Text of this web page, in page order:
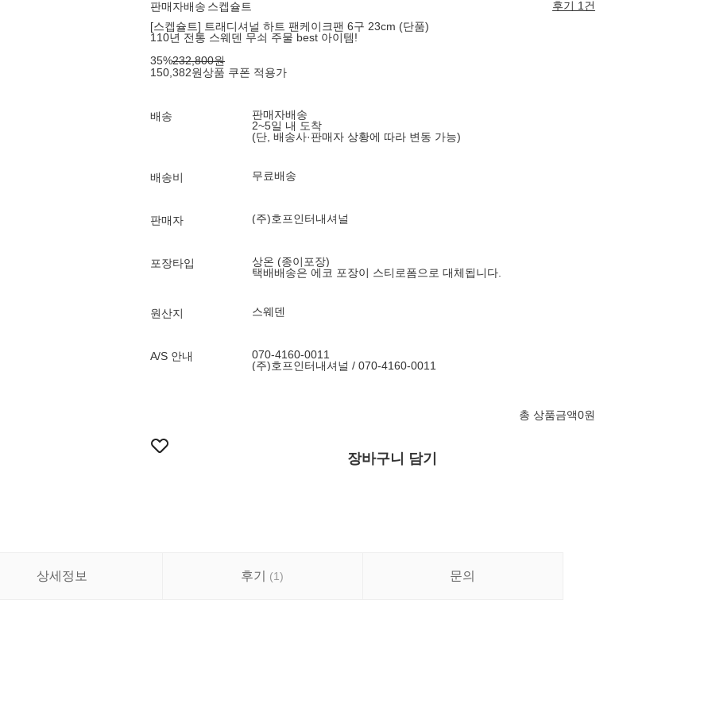
판매자배송 스켑슐트
후기 1건
[스켑슐트] 트래디셔널 하트 팬케이크팬 6구 23cm (단품)
110년 전통 스웨덴 무쇠 주물 best 아이템!
35%232,800원
150,382원상품 쿠폰 적용가
배송
판매자배송
2~5일 내 도착
(단, 배송사·판매자 상황에 따라 변동 가능)
배송비 무료배송
판매자 (주)호프인터내셔널
포장타입
상온 (종이포장)
택배배송은 에코 포장이 스티로폼으로 대체됩니다.
원산지 스웨덴
A/S 안내
070-4160-0011
(주)호프인터내셔널 / 070-4160-0011
총 상품금액0원
장바구니 담기
상세정보 후기 (1) 문의